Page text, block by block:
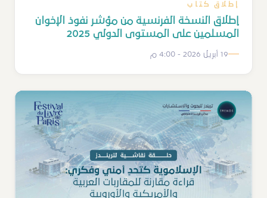
إطلاق كتاب
إطلاق النسخة الفرنسية من مؤشر نفوذ الإخوان
المسلمين على المستوى الدولي 2025
19 أبريل 2026 - 4:00 م